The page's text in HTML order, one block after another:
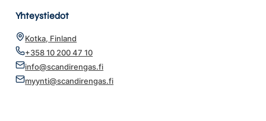
Yhteystiedot
Kotka, Finland
+358 10 200 47 10
info@scandirengas.fi
myynti@scandirengas.fi